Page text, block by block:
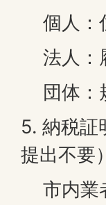
個人：
法人：
団体：
5. 納税証
提出不要）
市内業